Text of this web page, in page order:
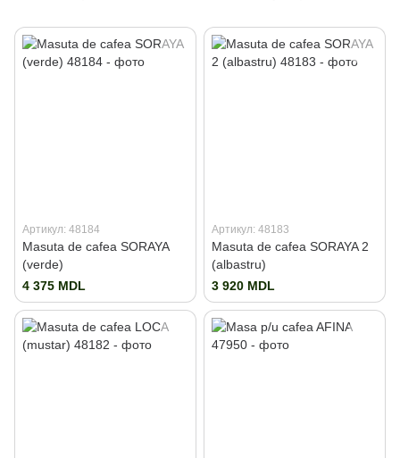
Артикул: 48184
Masuta de cafea SORAYA
(verde)
4 375 MDL
Артикул: 48183
Masuta de cafea SORAYA 2
(albastru)
3 920 MDL